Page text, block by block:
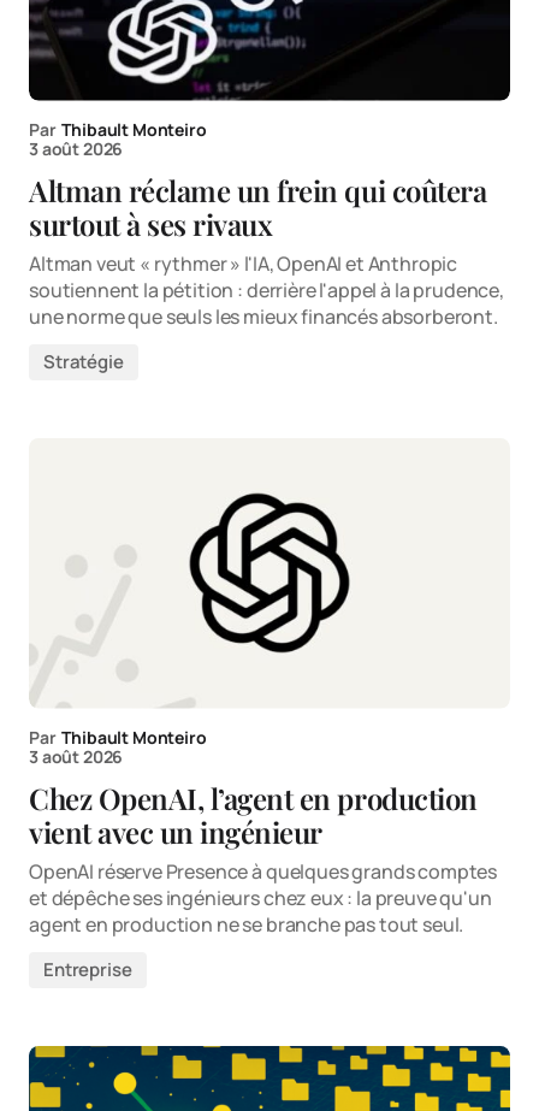
Par Thibault Monteiro
3 août 2026
Altman réclame un frein qui coûtera
surtout à ses rivaux
Altman veut « rythmer » l'IA, OpenAI et Anthropic
soutiennent la pétition : derrière l'appel à la prudence,
une norme que seuls les mieux financés absorberont.
Stratégie
Par Thibault Monteiro
3 août 2026
Chez OpenAI, l’agent en production
vient avec un ingénieur
OpenAI réserve Presence à quelques grands comptes
et dépêche ses ingénieurs chez eux : la preuve qu'un
agent en production ne se branche pas tout seul.
Entreprise